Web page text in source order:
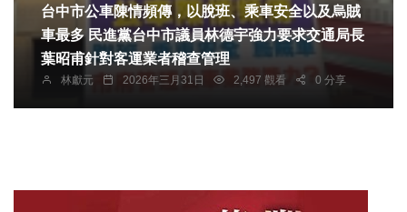
台中市公車陳情頻傳，以脫班、乘車安全以及烏賊
車最多 民進黨台中市議員林德宇強力要求交通局長
葉昭甫針對客運業者稽查管理
林獻元 2026年三月31日 2,497 觀看 0 分享